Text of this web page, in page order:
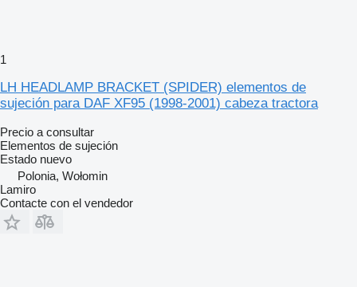
1
LH HEADLAMP BRACKET (SPIDER) elementos de
sujeción para DAF XF95 (1998-2001) cabeza tractora
Precio a consultar
Elementos de sujeción
Estado nuevo
Polonia, Wołomin
Lamiro
Contacte con el vendedor